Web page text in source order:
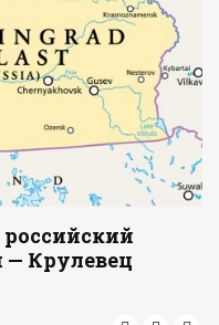
— Крулевец